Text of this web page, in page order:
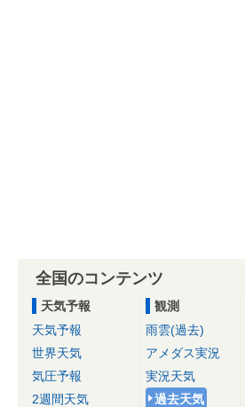
全国のコンテンツ
天気予報
天気予報
世界天気
気圧予報
2週間天気
観測
雨雲(過去)
アメダス実況
実況天気
過去天気